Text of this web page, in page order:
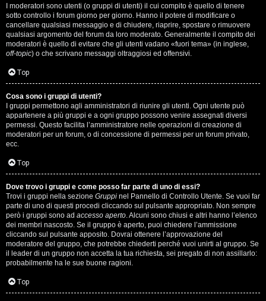
I moderatori sono utenti (o gruppi di utenti) il cui compito è quello di tenere
sotto controllo i forum giorno per giorno. Hanno il potere di modificare o
cancellare qualsiasi messaggio e di chiudere, riaprire, spostare o rimuovere
qualsiasi argomento del forum da loro moderato. Generalmente il compito dei
moderatori è quello di evitare che gli utenti vadano «fuori tema» (in inglese,
off-topic) o che scrivano messaggi oltraggiosi ed offensivi.
Top
Cosa sono i gruppi di utenti?
I gruppi permettono agli amministratori di riunire gli utenti. Ogni utente può
appartenere a più gruppi e a ogni gruppo possono venire assegnati diversi
permessi. Questo facilita l’amministratore nelle operazioni di creazione di
moderatori per un forum, o di concessione di permessi per un forum privato,
ecc.
Top
Dove trovo i gruppi e come posso far parte di uno di essi?
Trovi i gruppi nella sezione Gruppi nel Pannello di Controllo Utente. Se vuoi far
parte di uno di questi procedi cliccando sul pulsante appropriato. Non sempre
però i gruppi sono ad accesso aperto. Alcuni sono chiusi e altri hanno l’elenco
dei membri nascosto. Se il gruppo è aperto, puoi chiedere l’ammissione
cliccando sul pulsante apposito. Dovrai ottenere l’approvazione del
moderatore del gruppo, che potrebbe chiederti perché vuoi unirti al gruppo. Se
il leader di un gruppo non accetta la tua richiesta, sei pregato di non assillarlo:
probabilmente ha le sue buone ragioni.
Top
r
s
i
M
u
s
i
c
a
l
i
.
.
.